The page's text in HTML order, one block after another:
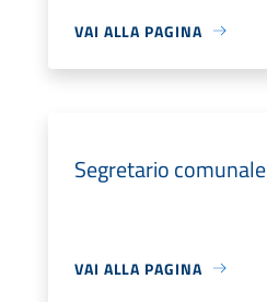
VAI ALLA PAGINA
Segretario comunale
VAI ALLA PAGINA